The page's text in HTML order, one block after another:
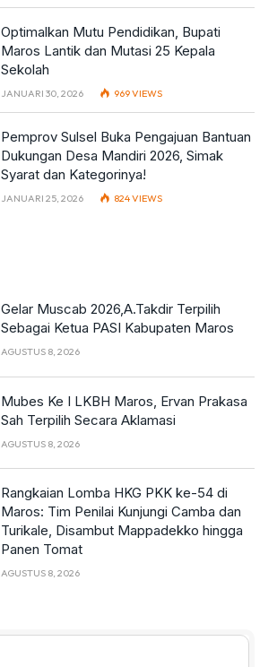
Optimalkan Mutu Pendidikan, Bupati
Maros Lantik dan Mutasi 25 Kepala
Sekolah
JANUARI 30, 2026 969VIEWS
Pemprov Sulsel Buka Pengajuan Bantuan
Dukungan Desa Mandiri 2026, Simak
Syarat dan Kategorinya!
JANUARI 25, 2026 824VIEWS
Gelar Muscab 2026,A.Takdir Terpilih
Sebagai Ketua PASI Kabupaten Maros
AGUSTUS 8, 2026
Mubes Ke I LKBH Maros, Ervan Prakasa
Sah Terpilih Secara Aklamasi
AGUSTUS 8, 2026
Rangkaian Lomba HKG PKK ke-54 di
Maros: Tim Penilai Kunjungi Camba dan
Turikale, Disambut Mappadekko hingga
Panen Tomat
AGUSTUS 8, 2026